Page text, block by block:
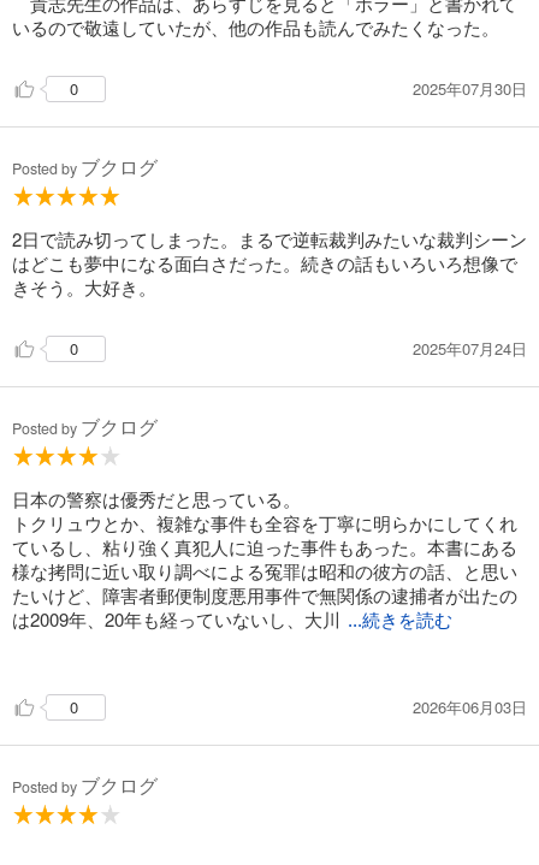
いるので敬遠していたが、他の作品も読んでみたくなった。
0 2025年07月30日
Posted by ブクログ
2日で読み切ってしまった。まるで逆転裁判みたいな裁判シーン
はどこも夢中になる面白さだった。続きの話もいろいろ想像で
きそう。大好き。
0 2025年07月24日
Posted by ブクログ
日本の警察は優秀だと思っている。
トクリュウとか、複雑な事件も全容を丁寧に明らかにしてくれ
ているし、粘り強く真犯人に迫った事件もあった。本書にある
様な拷問に近い取り調べによる冤罪は昭和の彼方の話、と思い
たいけど、障害者郵便制度悪用事件で無関係の逮捕者が出たの
は2009年、20年も経っていないし、大川 ...続きを読む
魔女狩り、という言葉を想起してしまった。
本の分厚さにびびって、後回しにしようと思ってたのに貸出予
約がついたので着手。結果的に一気読み。
0 2026年06月03日
Posted by ブクログ